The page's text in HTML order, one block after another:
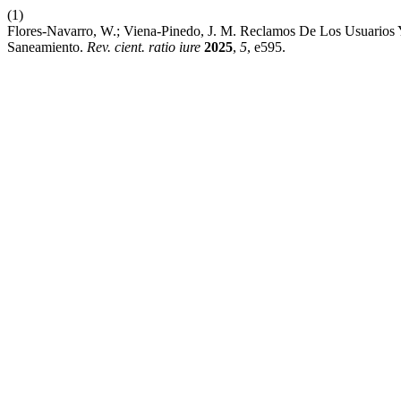
(1)
Flores-Navarro, W.; Viena-Pinedo, J. M. Reclamos De Los
Saneamiento. Rev. cient. ratio iure 2025, 5, e595.